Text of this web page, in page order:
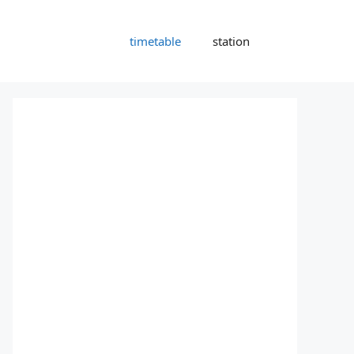
timetable station